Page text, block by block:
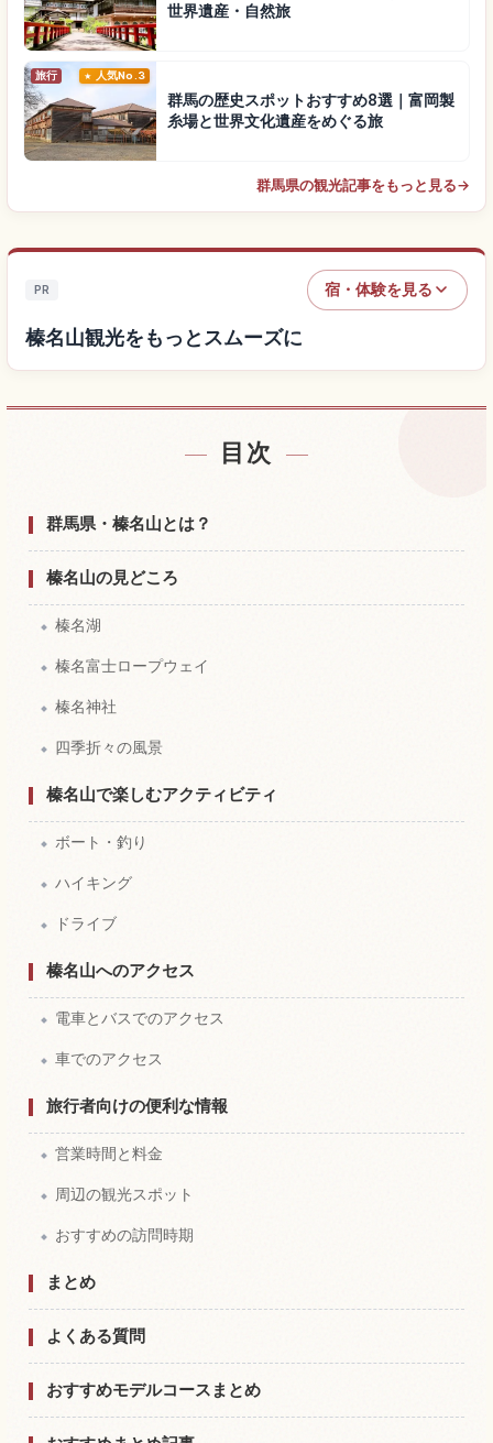
世界遺産・自然旅
旅行 人気No.3
群馬の歴史スポットおすすめ8選｜富岡製
糸場と世界文化遺産をめぐる旅
群馬県の観光記事をもっと見る→
PR 宿・体験を見る
榛名山観光をもっとスムーズに
榛名山付近の宿を探す
榛名山の体験を探す
目次
群馬県・榛名山とは？
榛名山の見どころ
榛名湖
榛名富士ロープウェイ
榛名神社
四季折々の風景
榛名山で楽しむアクティビティ
ボート・釣り
ハイキング
ドライブ
榛名山へのアクセス
電車とバスでのアクセス
車でのアクセス
旅行者向けの便利な情報
営業時間と料金
周辺の観光スポット
おすすめの訪問時期
まとめ
よくある質問
おすすめモデルコースまとめ